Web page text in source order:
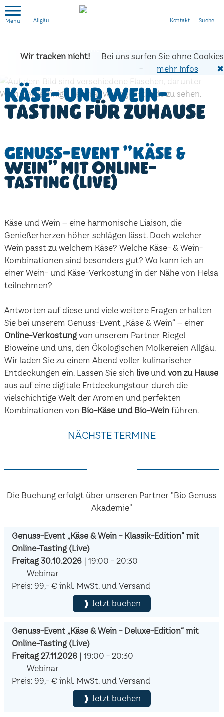
Allgäu
Wir tracken nicht!
Bei uns surfen Sie ohne Cookies
-
mehr Infos ✖
Käse- und Wein-
Tasting für zuhause
Genuss-Event "Käse &
Wein" mit Online-
Tasting (live)
Käse und Wein – eine harmonische Liaison, die
Genießerherzen höher schlägen lässt. Doch welcher
Wein passt zu welchem Käse? Welche Käse- & Wein-
Kombinationen sind besonders gut? Wo kann ich an
einer Wein- und Käse-Verkostung in der Nähe von Helsa
teilnehmen?
Antworten auf diese und viele weitere Fragen erhalten
Sie bei unserem Genuss-Event „Käse & Wein“ – einer
Online-Verkostungvon unserem Partner Riegel
Bioweine und uns, den Ökologischen Molkereien Allgäu.
Wir laden Sie zu einem Abend voller kulinarischer
Entdeckungen ein. Lassen Sie sich live und von zu Hause
aus auf eine digitale Entdeckungstour durch die
vielschichtige Welt der Aromen und perfekten
Kombinationen von Bio-Käse und Bio-Weinführen.
NÄCHSTE TERMINE
Die Buchung erfolgt über unseren Partner "Bio Genuss
Akademie"
Genuss-Event „Käse & Wein - Klassik-Edition" mit
Online-Tasting (Live)
Freitag 30.10.2026| 19:00 - 20:30
Webinar
Preis: 99,- € inkl. MwSt. und Versand
❱ Jetzt buchen
Genuss-Event „Käse & Wein - Deluxe-Edition“ mit
Online-Tasting (Live)
Freitag 27.11.2026| 19:00 - 20:30
Webinar
Preis: 99,- € inkl. MwSt. und Versand
❱ Jetzt buchen